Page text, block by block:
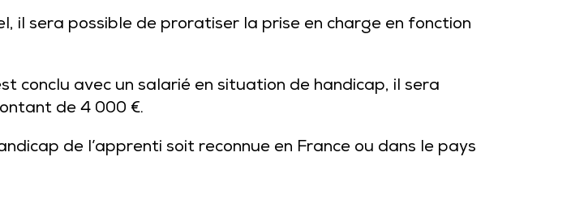
sera possible de proratiser la prise en charge en fonction
conclu avec un salarié en situation de handicap, il sera
de 4 000 €.
de l’apprenti soit reconnue en France ou dans le pays